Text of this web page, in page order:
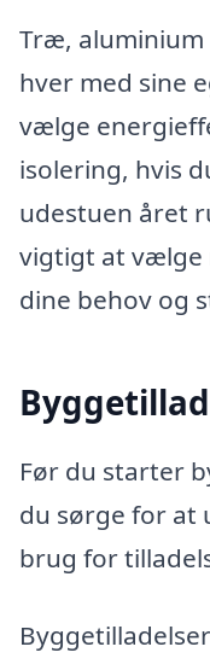
Træ, aluminium
hver med sine
vælge
isolering, hvis
udestuen året
vigtigt at vælge
dine behov og
Før du starter
du sørge for at
brug for